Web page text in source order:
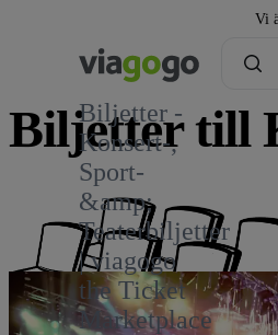
Vi
Biljetter -
Konsert-,
Sport-
&amp;
Teaterbiljetter
| viagogo
the Ticket
Marketplace
Biljetter till